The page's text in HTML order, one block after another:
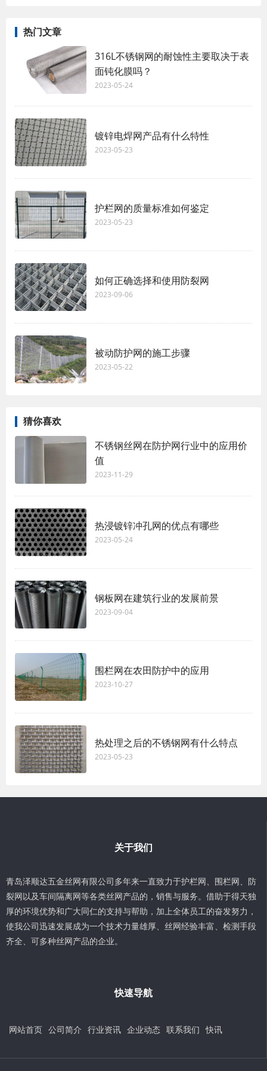
热门文章
316L不锈钢网的耐蚀性主要取决于表
面钝化膜吗？
2023-05-24
镀锌电焊网产品有什么特性
2023-05-23
护栏网的质量标准如何鉴定
2023-05-23
如何正确选择和使用防裂网
2023-09-06
被动防护网的施工步骤
2023-05-22
猜你喜欢
不锈钢丝网在防护网行业中的应用价
值
2023-11-29
热浸镀锌冲孔网的优点有哪些
2023-05-24
钢板网在建筑行业的发展前景
2023-09-04
围栏网在农田防护中的应用
2023-10-27
热处理之后的不锈钢网有什么特点
2023-05-23
关于我们
青岛泽顺达五金丝网有限公司多年来一直致力于护栏网、围栏网、防
裂网以及车间隔离网等各类丝网产品的，销售与服务。借助于得天独
厚的环境优势和广大同仁的支持与帮助，加上全体员工的奋发努力，
使我公司迅速发展成为一个技术力量雄厚、丝网经验丰富、检测手段
齐全、可多种丝网产品的企业。
快速导航
网站首页 公司简介 行业资讯 企业动态 联系我们 快讯